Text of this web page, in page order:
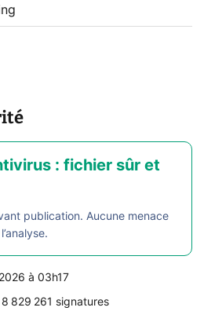
: fichier sûr et
publication. Aucune menace
à 03h17
829 261 signatures